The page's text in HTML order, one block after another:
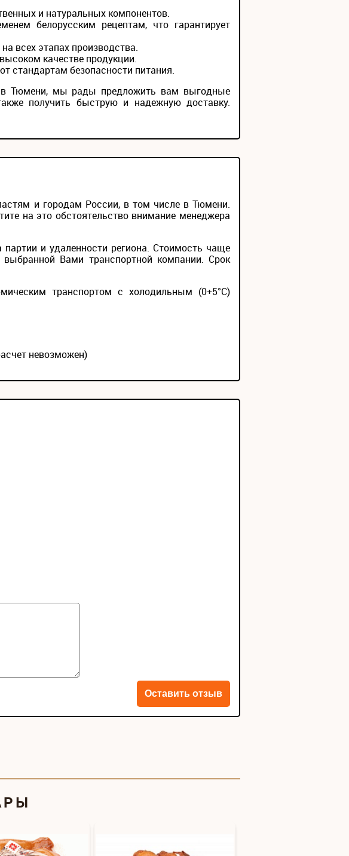
и натуральных компонентов.
белорусским рецептам, что гарантирует
всех этапах производства.
качестве продукции.
стандартам безопасности питания.
в Тюмени, мы рады предложить вам выгодные
получить быструю и надежную доставку.
и городам России, в том числе в Тюмени.
на это обстоятельство внимание менеджера
и удаленности региона. Стоимость чаще
Вами транспортной компании. Срок
транспортом с холодильным (0+5°С)
невозможен)